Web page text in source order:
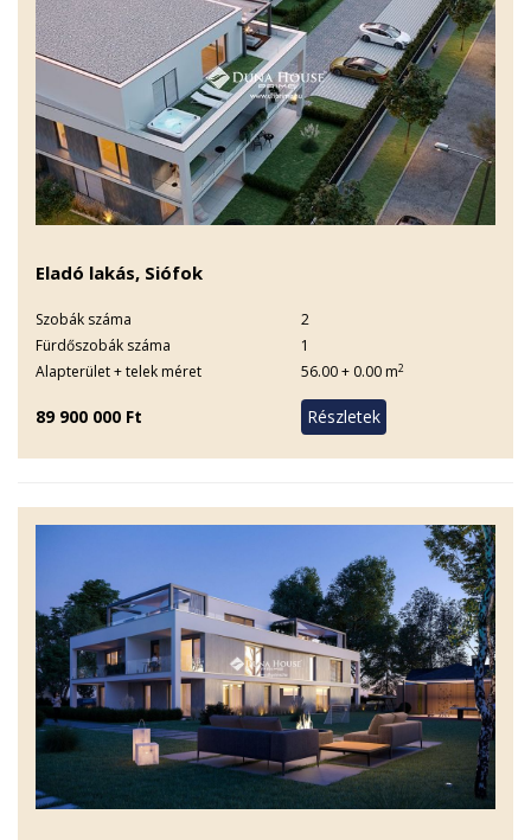
Eladó lakás, Siófok
Szobák száma
2
Fürdőszobák száma
1
Alapterület + telek méret
56.00 + 0.00 m2
89 900 000 Ft